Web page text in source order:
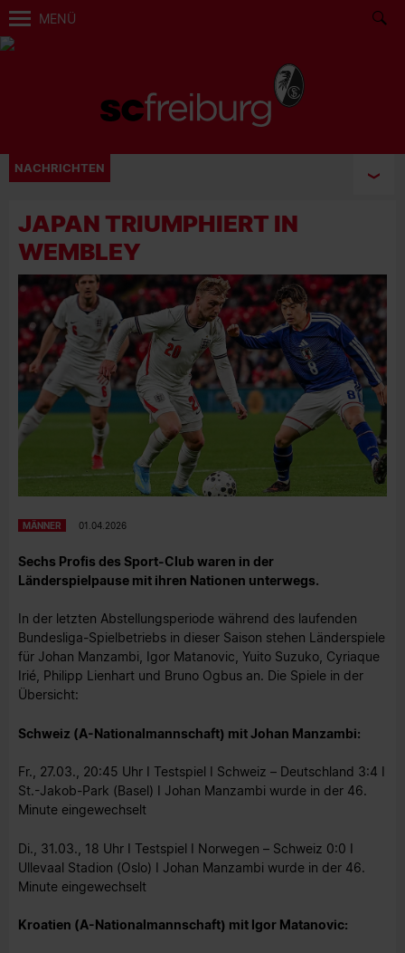
MENÜ
NACHRICHTEN
JAPAN TRIUMPHIERT IN
WEMBLEY
MÄNNER 01.04.2026
Sechs Profis des Sport-Club waren in der
Länderspielpause mit ihren Nationen unterwegs.
In der letzten Abstellungsperiode während des laufenden
Bundesliga-Spielbetriebs in dieser Saison stehen Länderspiele
für Johan Manzambi, Igor Matanovic, Yuito Suzuko, Cyriaque
Irié, Philipp Lienhart und Bruno Ogbus an. Die Spiele in der
Übersicht:
Schweiz (A-Nationalmannschaft) mit Johan Manzambi:
Fr., 27.03., 20:45 Uhr I Testspiel I Schweiz – Deutschland 3:4 I
St.-Jakob-Park (Basel) I Johan Manzambi wurde in der 46.
Minute eingewechselt
Di., 31.03., 18 Uhr I Testspiel I Norwegen – Schweiz 0:0 I
Ullevaal Stadion (Oslo) I Johan Manzambi wurde in der 46.
Minute eingewechselt
Kroatien (A-Nationalmannschaft) mit Igor Matanovic: